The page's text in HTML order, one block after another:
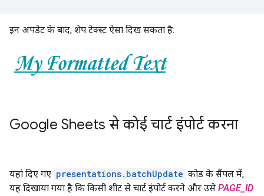
इन अपडेट के बाद, शेप टेक्स्ट ऐसा दिख सकता है:
Google Sheets से कोई चार्ट इंपोर्ट करना
यहां दिए गए presentations.batchUpdate कोड के सैंपल में,
यह दिखाया गया है कि किसी शीट से चार्ट इंपोर्ट करने और उसे PAGE_ID